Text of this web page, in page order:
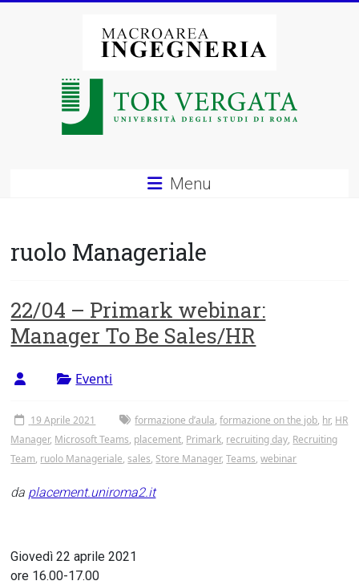
Macroarea
degli
di
Roma
Tor
Vergata
Menu
ruolo Manageriale
22/04 – Primark webinar:
Manager To Be Sales/HR
Eventi
19 Aprile 2021 formazione d’aula,formazione on the job, hr, HR
Manager, Microsoft Teams, placement, Primark, recruiting day, Recruiting
Team, ruolo Manageriale,sales, Store Manager,Teams,webinar
da placement.uniroma2.it
Giovedì 22 aprile 2021
ore 16.00-17.00